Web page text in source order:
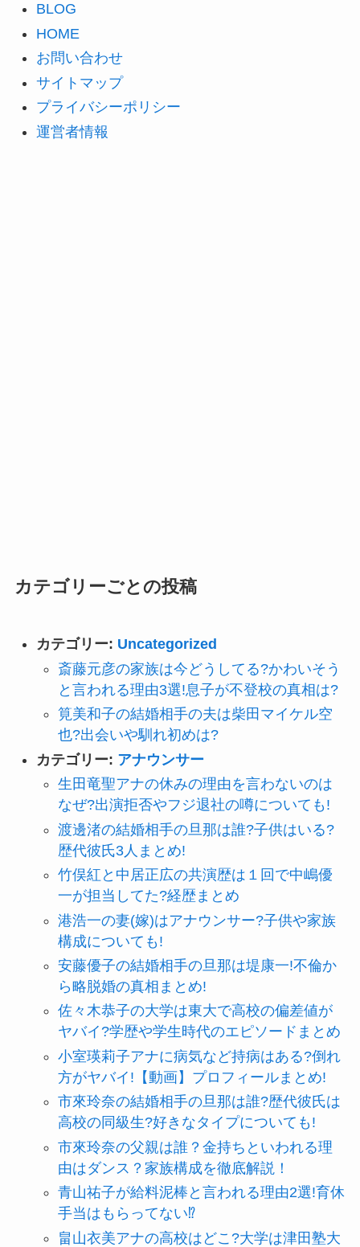
BLOG
HOME
お問い合わせ
サイトマップ
プライバシーポリシー
運営者情報
カテゴリーごとの投稿
カテゴリー: Uncategorized
斎藤元彦の家族は今どうしてる?かわいそう
と言われる理由3選!息子が不登校の真相は?
筧美和子の結婚相手の夫は柴田マイケル空
也?出会いや馴れ初めは?
カテゴリー: アナウンサー
生田竜聖アナの休みの理由を言わないのは
なぜ?出演拒否やフジ退社の噂についても!
渡邊渚の結婚相手の旦那は誰?子供はいる?
歴代彼氏3人まとめ!
竹俣紅と中居正広の共演歴は１回で中嶋優
一が担当してた?経歴まとめ
港浩一の妻(嫁)はアナウンサー?子供や家族
構成についても!
安藤優子の結婚相手の旦那は堤康一!不倫か
ら略脱婚の真相まとめ!
佐々木恭子の大学は東大で高校の偏差値が
ヤバイ?学歴や学生時代のエピソードまとめ
小室瑛莉子アナに病気など持病はある?倒れ
方がヤバイ!【動画】プロフィールまとめ!
市來玲奈の結婚相手の旦那は誰?歴代彼氏は
高校の同級生?好きなタイプについても!
市來玲奈の父親は誰？金持ちといわれる理
由はダンス？家族構成を徹底解説！
青山祐子が給料泥棒と言われる理由2選!育休
手当はもらってない⁉
畠山衣美アナの高校はどこ?大学は津田塾大